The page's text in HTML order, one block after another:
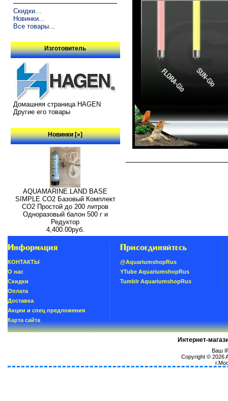
Скидки...
Новинки...
Все товары...
Изготовитель
Домашняя страница HAGEN
Другие его товары
Новинки [»]
AQUAMARINE.LAND BASE
SIMPLE СО2 Базовый Комплект
СО2 Простой до 200 литров
Одноразовый балон 500 г и
Редуктор
4,400.00руб.
Информация
КОНТАКТЫ
О нас
Скидки
Oплатa
Доставка
Акции и спец предложения
Карта сайта
Присоединяйтесь
@AquariumshopRus
YTube AquariumshopRus
Tumblr AquariumshopRus
Интернет-
Ваш
Copyright © 2026